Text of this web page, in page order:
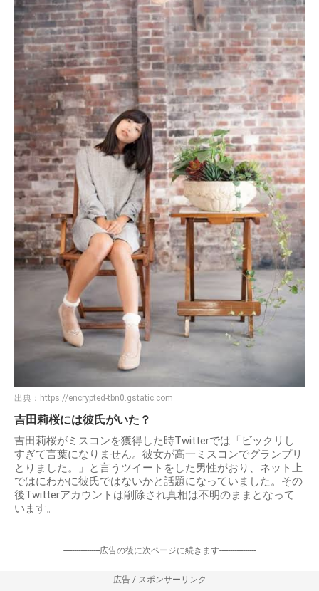
出典： https://encrypted-tbn0.gstatic.com
吉田莉桜には彼氏がいた？
吉田莉桜がミスコンを獲得した時Twitterでは「ビックリし
すぎて言葉になりません。彼女が高一ミスコンでグランプリ
とりました。」と言うツイートをした男性がおり、ネット上
ではにわかに彼氏ではないかと話題になっていました。その
後Twitterアカウントは削除され真相は不明のままとなって
います。
-----------------広告の後に次ページに続きます-----------------
広告 / スポンサーリンク